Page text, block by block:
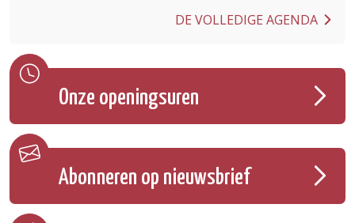
DE VOLLEDIGE AGENDA
Onze openingsuren
Abonneren op nieuwsbrief